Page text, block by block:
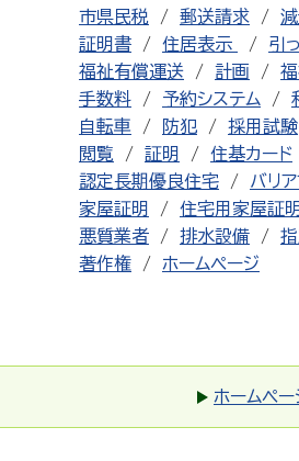
市県民税
郵送請求
証明書
住居表示 引
福祉有償運送
計画
手数料
予約システム
自転車
防犯 採用試験
閲覧
証明 住基カード
認定長期優良住宅
バリ
家屋証明
住宅用家屋証明
悪質業者
排水設備
著作権
ホームページ
ホームペ